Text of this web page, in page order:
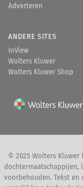
Adverteren
ANDERE SITES
InView
Wolters Kluwer
Wolters Kluwer Shop
© 2025 Wolters Kluwer
dochtermaatschappijen,
voorbehouden. Tekst